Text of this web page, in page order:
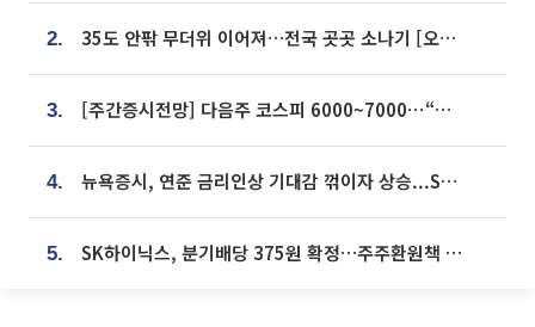
2. 35도 안팎 무더위 이어져…전국 곳곳 소나기 [오늘 날씨]
3. [주간증시전망] 다음주 코스피 6000~7000⋯“外人 수급은 정책이 변수”
4. 뉴욕증시, 연준 금리인상 기대감 꺾이자 상승...S&P500 사상 최고치 [종합]
5. SK하이닉스, 분기배당 375원 확정…주주환원책 9월로 앞당겨 발표